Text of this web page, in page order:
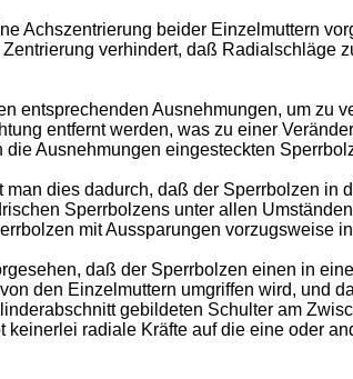
Achszentrierung beider Einzelmuttern
verhindert, daß Radialschläge
entsprechenden Ausnehmungen, um zu
entfernt werden, was zu einer
Ausnehmungen eingesteckten
man dies dadurch, daß der Sperrbolzen
Sperrbolzens unter allen
mit Aussparungen vorzugsweise
daß der Sperrbolzen einen in
den Einzelmuttern umgriffen wird, und
gebildeten Schulter am
radiale Kräfte auf die eine oder